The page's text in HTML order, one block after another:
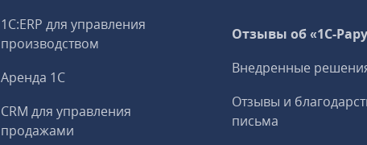
1С:ERP для управления
производством
Аренда 1С
CRM для управления
продажами
Отзывы об «1С-
Внедренные
Отзывы и
письма